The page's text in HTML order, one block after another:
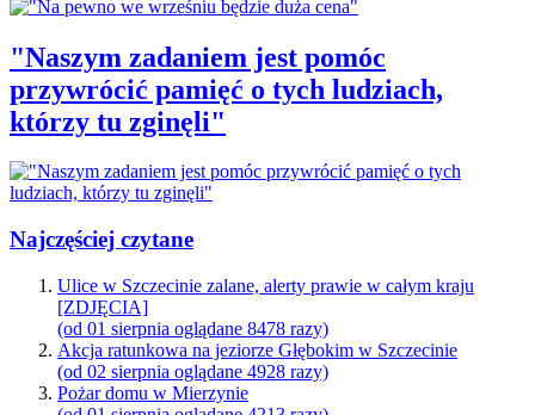
"Naszym zadaniem jest pomóc
przywrócić pamięć o tych ludziach,
którzy tu zginęli"
Najczęściej czytane
Ulice w Szczecinie zalane, alerty prawie w całym kraju
[ZDJĘCIA]
(od 01 sierpnia oglądane 8478 razy)
Akcja ratunkowa na jeziorze Głębokim w Szczecinie
(od 02 sierpnia oglądane 4928 razy)
Pożar domu w Mierzynie